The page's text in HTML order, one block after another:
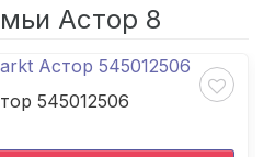
Астор 8
545012506